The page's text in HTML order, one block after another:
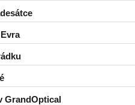
GrandOptical